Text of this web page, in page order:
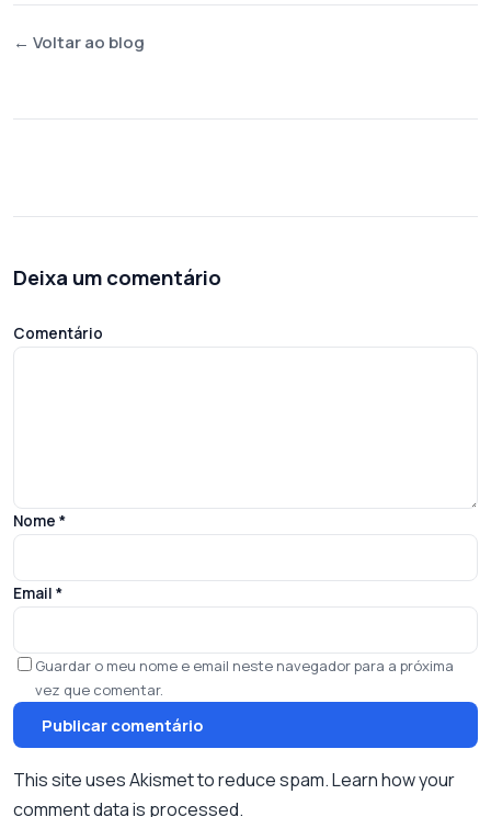
← Voltar ao blog
Deixa um comentário
Comentário
Nome *
Email *
Guardar o meu nome e email neste navegador para a próxima
vez que comentar.
This site uses Akismet to reduce spam.Learn how your
comment data is processed.